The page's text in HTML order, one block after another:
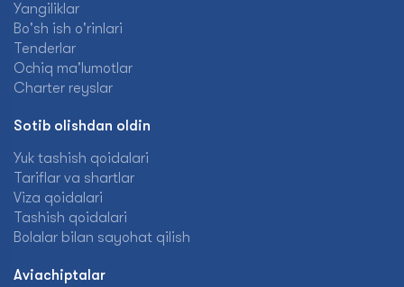
Yangiliklar
Bo'sh ish o'rinlari
Tenderlar
Ochiq ma'lumotlar
Charter reyslar
Sotib olishdan oldin
Yuk tashish qoidalari
Tariflar va shartlar
Viza qoidalari
Tashish qoidalari
Bolalar bilan sayohat qilish
Aviachiptalar